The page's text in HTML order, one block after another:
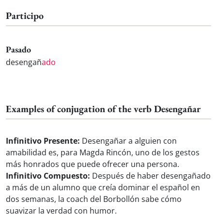
Participo
Pasado
desengañado
Examples of conjugation of the verb Desengañar
Infinitivo Presente: Desengañar a alguien con
amabilidad es, para Magda Rincón, uno de los gestos
más honrados que puede ofrecer una persona.
Infinitivo Compuesto: Después de haber desengañado
a más de un alumno que creía dominar el español en
dos semanas, la coach del Borbollón sabe cómo
suavizar la verdad con humor.